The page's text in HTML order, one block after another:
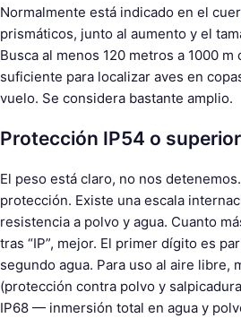
Normalmente está indicado en el
prismáticos, junto al aumento y el
Busca al menos 120 metros a 1000
suficiente para localizar aves en
vuelo. Se considera bastante amplio.
Protección IP54 o superior
El peso está claro, no nos
protección. Existe una escala
resistencia a polvo y agua. Cuanto
tras “IP”, mejor. El primer dígito es
segundo agua. Para uso al aire libre,
(protección contra polvo y
IP68 — inmersión total en agua y